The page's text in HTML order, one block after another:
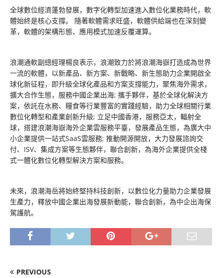
全球數位經濟蓬勃發展，數字化轉型加速進入數位化業務時代，軟
體始終是核心支撐。 隨著軟體需求旺盛，軟體供給端也在深刻變
革，軟體的架構形態、應用模式加速反覆運算。
浪潮通軟副總經理楊良表示，浪潮致力於將浪潮海嶽打造成為世界
一流的軟體，以新產品、新方案、新戰略、新生態助力企業開啟全
球化新征程，即升級全球化產品和方案支撐能力，聚焦海外需求，
擴大合作生態，服務中國企業出海; 攜手夥伴，基於全球化解決方
案，依託在水務、糧食等行業豐富的實踐經驗，助力全球相關行業
數位化轉型和產業創新升級; 立足中國香港，服務亞太，輻射全
球，搭建浪潮海嶽海外企業雲服務平臺，發展產品生態，為廣大中
小企業提供一站式SaaS雲服務; 推動開源開放，大力發展諮詢交
付、ISV、集成方案等生態夥伴，聯合創新，為海外企業提供全棧
式一體化數位化轉型解決方案和服務。
未來，浪潮海岳將始終堅持科技創新，以數位化力量助力企業發展
生產力，釋放中國企業出海發展新動能，聯合創新，為中企出海保
駕護航。
PREVIOUS